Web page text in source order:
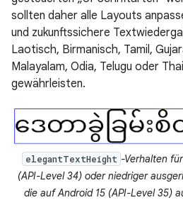
sollten daher alle Layouts
und zukunftssichere
Laotisch, Birmanisch, Tamil,
Malayalam, Odia, Telugu oder
gewährleisten.
elegantTextHeight -Verhalten
(API-Level 34) oder niedriger
die auf Android 15 (API-Level 35)